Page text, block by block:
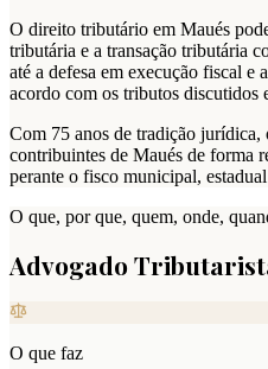
O direito tributário em Maués
tributária e a transação tributária
até a defesa em execução fiscal e
acordo com os tributos discutidos
Com 75 anos de tradição jurídica,
contribuintes de Maués de forma
perante o fisco municipal,
O que, por que, quem, onde,
Advogado
O que faz